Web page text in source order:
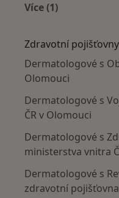
Více (1)
Zdravotní pojišťovny
Dermatologové s
Olomouci
Dermatologové s
ČR v Olomouci
Dermatologové s
ministerstva vnitra
Dermatologové s
zdravotní